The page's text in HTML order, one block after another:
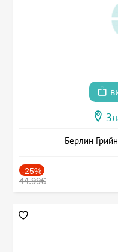
Берлин
-25%
44.99€